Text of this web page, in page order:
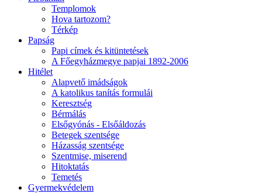
Templomok
Hova tartozom?
Térkép
Papság
Papi címek és kitüntetések
A Főegyházmegye papjai 1892-2006
Hitélet
Alapvető imádságok
A katolikus tanítás formulái
Keresztség
Bérmálás
Elsőgyónás - Elsőáldozás
Betegek szentsége
Házasság szentsége
Szentmise, miserend
Hitoktatás
Temetés
Gyermekvédelem